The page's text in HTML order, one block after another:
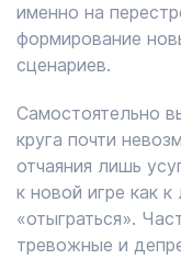
именно на
формирование
сценариев.
Самостоятельно
круга почти
отчаяния лишь
к новой игре как
«отыграться».
тревожные и